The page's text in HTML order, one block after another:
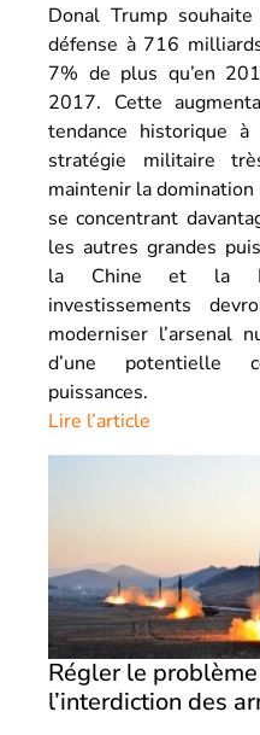
Donal Trump
défense à 716
7% de plus qu’en
2017. Cette
tendance historique
stratégie militaire
maintenir la
se concentrant
les autres grandes
la Chine et la
investissements
moderniser l’arsenal
d’une potentielle
puissances.
Lire l’article
Régler le
l’interdiction des